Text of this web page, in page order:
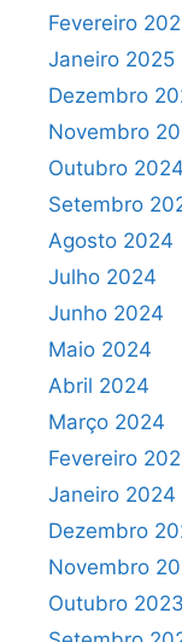
Fevereiro
Janeiro 2025
Dezembro
Novembro
Outubro 2024
Setembro
Agosto 2024
Julho 2024
Junho 2024
Maio 2024
Abril 2024
Março 2024
Fevereiro
Janeiro 2024
Dezembro
Novembro
Outubro 2023